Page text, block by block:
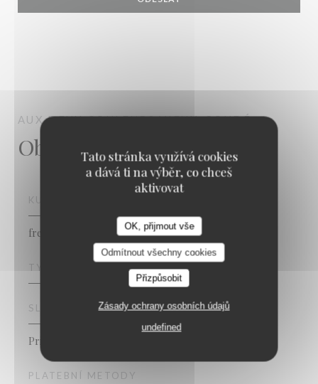
Tato stránka využívá cookies
a dává ti na výběr, co chceš
aktivovat
OK, přijmout vše
Odmítnout všechny cookies
Přizpůsobit
Zásady ochrany osobních údajů
undefined
AUX DEUX COULEURSVIEUX-CONDÉ
Obecné informace
KUCHYNĚ
fresh product,
TYP PODNIKU
SLUŽBY
Private Hire,
PLATEBNÍ METODY
Aux Deux Couleurs